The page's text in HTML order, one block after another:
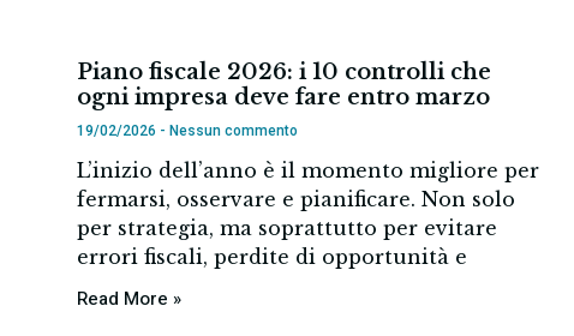
Piano fiscale 2026: i 10 controlli che
ogni impresa deve fare entro marzo
19/02/2026 Nessun commento
L’inizio dell’anno è il momento migliore per
fermarsi, osservare e pianificare. Non solo
per strategia, ma soprattutto per evitare
errori fiscali, perdite di opportunità e
Read More »